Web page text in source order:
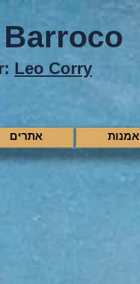
Leo Corry
אתרים אמנות